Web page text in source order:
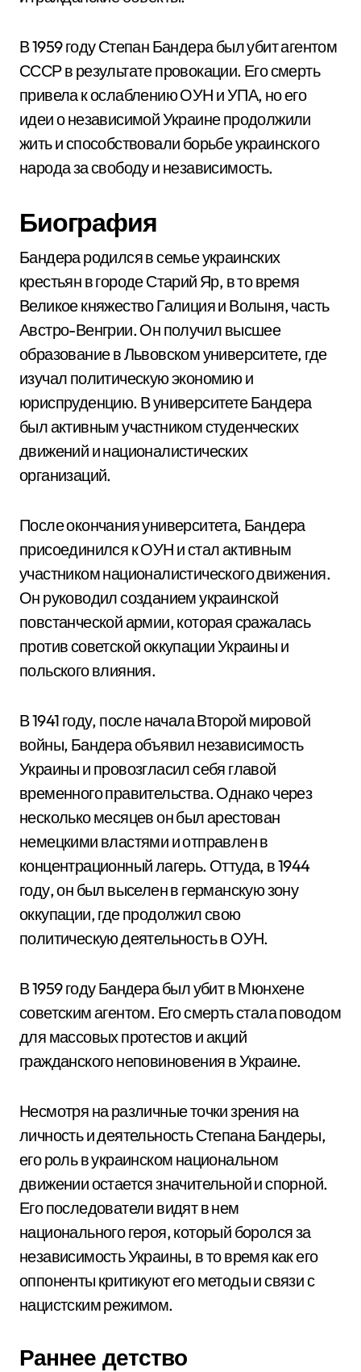
В 1959 году Степан Бандера был убит агентом
СССР в результате провокации. Его смерть
привела к ослаблению ОУН и УПА, но его
идеи о независимой Украине продолжили
жить и способствовали борьбе украинского
народа за свободу и независимость.
Биография
Бандера родился в семье украинских
крестьян в городе Старий Яр, в то время
Великое княжество Галиция и Волыня, часть
Австро-Венгрии. Он получил высшее
образование в Львовском университете, где
изучал политическую экономию и
юриспруденцию. В университете Бандера
был активным участником студенческих
движений и националистических
организаций.
После окончания университета, Бандера
присоединился к ОУН и стал активным
участником националистического движения.
Он руководил созданием украинской
повстанческой армии, которая сражалась
против советской оккупации Украины и
польского влияния.
В 1941 году, после начала Второй мировой
войны, Бандера объявил независимость
Украины и провозгласил себя главой
временного правительства. Однако через
несколько месяцев он был арестован
немецкими властями и отправлен в
концентрационный лагерь. Оттуда, в 1944
году, он был выселен в германскую зону
оккупации, где продолжил свою
политическую деятельность в ОУН.
В 1959 году Бандера был убит в Мюнхене
советским агентом. Его смерть стала поводом
для массовых протестов и акций
гражданского неповиновения в Украине.
Несмотря на различные точки зрения на
личность и деятельность Степана Бандеры,
его роль в украинском национальном
движении остается значительной и спорной.
Его последователи видят в нем
национального героя, который боролся за
независимость Украины, в то время как его
оппоненты критикуют его методы и связи с
нацистским режимом.
Раннее детство